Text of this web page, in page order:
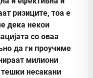
ризиците, тоа е
дека некои
со оваа
да ги проучиме
милиони
несакани